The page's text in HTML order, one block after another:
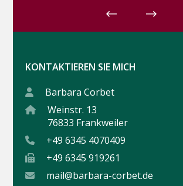
KONTAKTIEREN SIE MICH
Barbara Corbet
Weinstr. 13
76833 Frankweiler
+49 6345 4070409
+49 6345 919261
mail@barbara-corbet.de